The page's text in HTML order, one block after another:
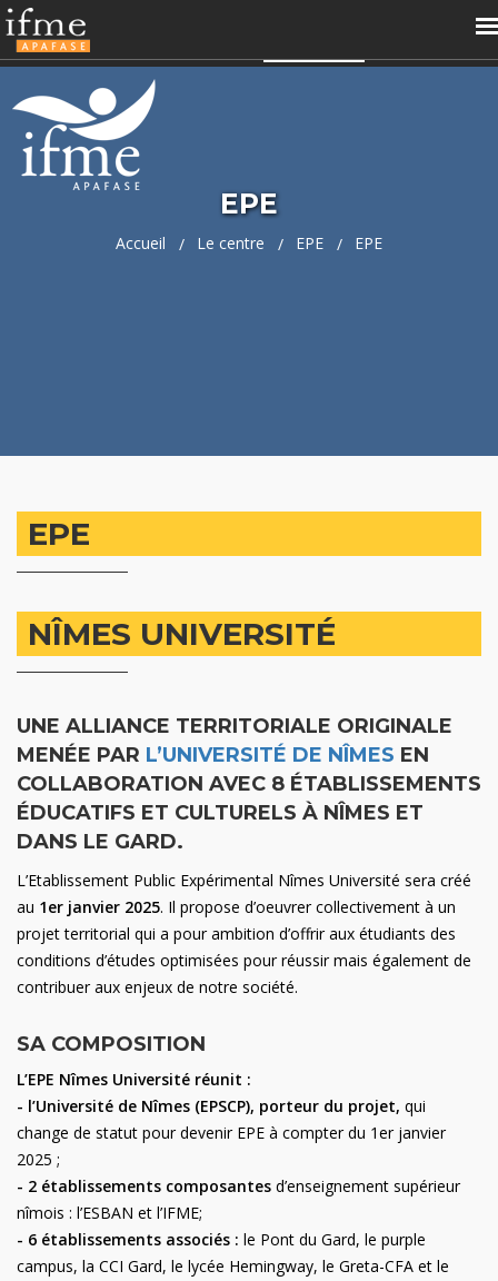
EPE
Accueil Le centre EPE EPE
EPE
NÎMES UNIVERSITÉ
UNE ALLIANCE TERRITORIALE ORIGINALE
MENÉE PAR L’UNIVERSITÉ DE NÎMES EN
COLLABORATION AVEC 8 ÉTABLISSEMENTS
ÉDUCATIFS ET CULTURELS À NÎMES ET
DANS LE GARD.
L’Etablissement Public Expérimental Nîmes Université sera créé
au 1er janvier 2025. Il propose d’oeuvrer collectivement à un
projet territorial qui a pour ambition d’offrir aux étudiants des
conditions d’études optimisées pour réussir mais également de
contribuer aux enjeux de notre société.
SA COMPOSITION
L’EPE Nîmes Université réunit :
- l’Université de Nîmes (EPSCP), porteur du projet, qui
change de statut pour devenir EPE à compter du 1er janvier
2025 ;
- 2 établissements composantes d’enseignement supérieur
nîmois : l’ESBAN et l’IFME;
- 6 établissements associés : le Pont du Gard, le purple
campus, la CCI Gard, le lycée Hemingway, le Greta-CFA et le